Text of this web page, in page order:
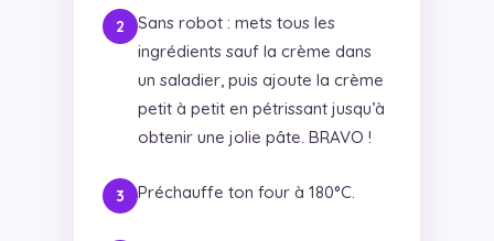
Sans robot : mets tous les
ingrédients sauf la crème dans
un saladier, puis ajoute la crème
petit à petit en pétrissant jusqu’à
obtenir une jolie pâte. BRAVO !
Préchauffe ton four à 180°C.